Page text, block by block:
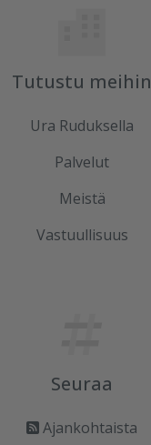
Tutustu meihin
Ura Ruduksella
Palvelut
Meistä
Vastuullisuus
Seuraa
Ajankohtaista